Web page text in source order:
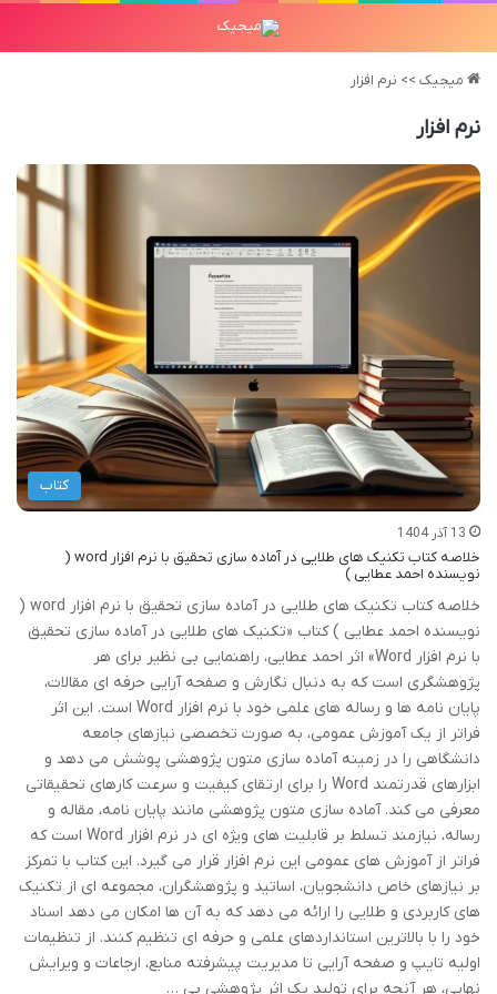
میجیک >> نرم افزار
نرم افزار
کتاب
13 آذر 1404
خلاصه کتاب تکنیک های طلایی در آماده سازی تحقیق با نرم افزار word (
نویسنده احمد عطایی )
خلاصه کتاب تکنیک های طلایی در آماده سازی تحقیق با نرم افزار word (
نویسنده احمد عطایی ) کتاب «تکنیک های طلایی در آماده سازی تحقیق
با نرم افزار Word» اثر احمد عطایی، راهنمایی بی نظیر برای هر
پژوهشگری است که به دنبال نگارش و صفحه آرایی حرفه ای مقالات،
پایان نامه ها و رساله های علمی خود با نرم افزار Word است. این اثر
فراتر از یک آموزش عمومی، به صورت تخصصی نیازهای جامعه
دانشگاهی را در زمینه آماده سازی متون پژوهشی پوشش می دهد و
ابزارهای قدرتمند Word را برای ارتقای کیفیت و سرعت کارهای تحقیقاتی
معرفی می کند. آماده سازی متون پژوهشی مانند پایان نامه، مقاله و
رساله، نیازمند تسلط بر قابلیت های ویژه ای در نرم افزار Word است که
فراتر از آموزش های عمومی این نرم افزار قرار می گیرد. این کتاب با تمرکز
بر نیازهای خاص دانشجویان، اساتید و پژوهشگران، مجموعه ای از تکنیک
های کاربردی و طلایی را ارائه می دهد که به آن ها امکان می دهد اسناد
خود را با بالاترین استانداردهای علمی و حرفه ای تنظیم کنند. از تنظیمات
اولیه تایپ و صفحه آرایی تا مدیریت پیشرفته منابع، ارجاعات و ویرایش
نهایی، هر آنچه برای تولید یک اثر پژوهشی بی …